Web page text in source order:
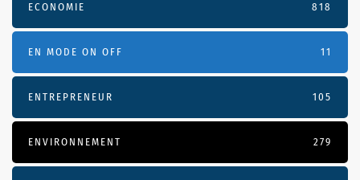
ECONOMIE 818
EN MODE ON OFF 11
ENTREPRENEUR 105
ENVIRONNEMENT 279